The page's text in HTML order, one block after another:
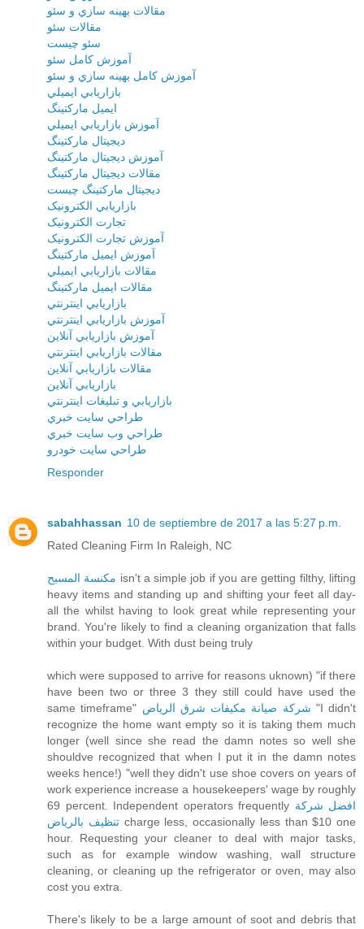
مقالات بهينه سازي و سئو
مقالات سئو
سئو چيست
آموزش کامل سئو
آموزش کامل بهينه سازي و سئو
بازاريابي ايميلي
ايميل مارکتينگ
آموزش بازاريابي ايميلي
ديجيتال مارکتينگ
آموزش ديجيتال مارکتينگ
مقالات ديجيتال مارکتينگ
ديجيتال مارکتينگ چيست
بازاريابي الکترونيک
تجارت الکترونيک
آموزش تجارت الکترونيک
آموزش ايميل مارکتينگ
مقالات بازاريابي ايميلي
مقالات ايميل مارکتينگ
بازاريابي اينترنتي
آموزش بازاريابي اينترنتي
آموزش بازاريابي آنلاين
مقالات بازاريابي اينترنتي
مقالات بازاريابي آنلاين
بازاريابي آنلاين
بازاريابي و تبليغات اينترنتي
طراحي سايت خبري
طراحي وب سايت خبري
طراحي سايت خودرو
Responder
sabahhassan 10 de septiembre de 2017 a las 5:27 p.m.
Rated Cleaning Firm In Raleigh, NC
مكنسة المسبح isn't a simple job if you are getting filthy, lifting
heavy items and standing up and shifting your feet all day-
all the whilst having to look great while representing your
brand. You're likely to find a cleaning organization that falls
within your budget. With dust being truly
which were supposed to arrive for reasons uknown) "if there
have been two or three 3 they still could have used the
same timeframe" شركة صيانة مكيفات شرق الرياض "I didn't
recognize the home want empty so it is taking them much
longer (well since she read the damn notes so well she
shouldve recognized that when I put it in the damn notes
weeks hence!) "well they didn't use shoe covers on years of
work experience increase a housekeepers' wage by roughly
69 percent. Independent operators frequently افضل شركة
تنظيف بالرياضcharge less, occasionally less than $10 one
hour. Requesting your cleaner to deal with major tasks,
such as for example window washing, wall structure
cleaning, or cleaning up the refrigerator or oven, may also
cost you extra.
There's likely to be a large amount of soot and debris that